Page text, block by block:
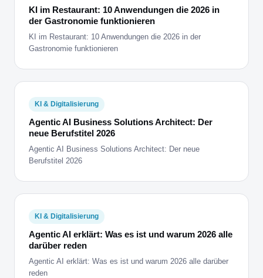
KI im Restaurant: 10 Anwendungen die 2026 in
der Gastronomie funktionieren
KI im Restaurant: 10 Anwendungen die 2026 in der
Gastronomie funktionieren
KI & Digitalisierung
Agentic AI Business Solutions Architect: Der
neue Berufstitel 2026
Agentic AI Business Solutions Architect: Der neue
Berufstitel 2026
KI & Digitalisierung
Agentic AI erklärt: Was es ist und warum 2026 alle
darüber reden
Agentic AI erklärt: Was es ist und warum 2026 alle darüber
reden